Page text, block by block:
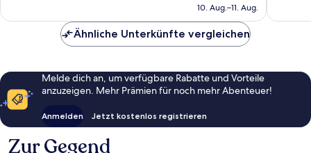
beträgt
10. Aug.–11. Aug.
Ähnliche Unterkünfte vergleichen
Melde dich an, um verfügbare Rabatte und Vorteile
anzuzeigen. Mehr Prämien für noch mehr Abenteuer!
Anmelden Jetzt kostenlos registrieren
Zur Gegend